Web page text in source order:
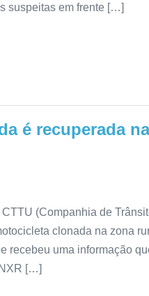
suspeitas em frente […]
é recuperada
(Companhia de
clonada na zona
recebeu uma informação
[…]